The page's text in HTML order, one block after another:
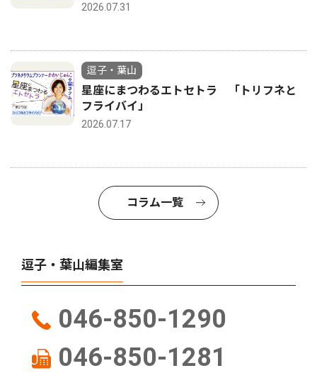
2026.07.31
逗子・葉山
星座にまつわるエトセトラ 「トリフネと
フライバイ」
2026.07.17
コラム一覧
逗子・葉山編集室
046-850-1290
046-850-1281